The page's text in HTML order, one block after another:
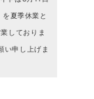
夏季休業と
しておりま
い申し上げま